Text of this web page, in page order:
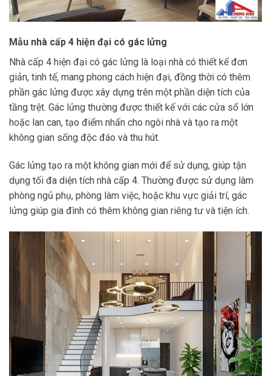
Mẫu nhà cấp 4 hiện đại có gác lửng
Nhà cấp 4 hiện đại có gác lửng là loại nhà có thiết kế đơn
giản, tinh tế, mang phong cách hiện đại, đồng thời có thêm
phần gác lửng được xây dựng trên một phần diện tích của
tầng trệt. Gác lửng thường được thiết kế với các cửa sổ lớn
hoặc lan can, tạo điểm nhấn cho ngôi nhà và tạo ra một
không gian sống độc đáo và thu hút.
Gác lửng tạo ra một không gian mới để sử dụng, giúp tận
dụng tối đa diện tích nhà cấp 4. Thường được sử dụng làm
phòng ngủ phụ, phòng làm việc, hoặc khu vực giải trí, gác
lửng giúp gia đình có thêm không gian riêng tư và tiện ích.